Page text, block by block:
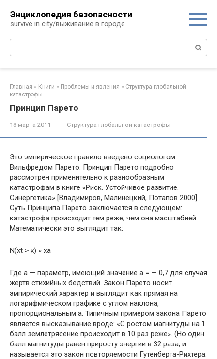
контенту
Энциклопедия безопасности
survive in city/выживание в городе
Поиск:
Главная » Книги » Проблемы и явления » Структура глобальной
катастрофы
Принцип Парето
18 марта 2011 Структура глобальной катастрофы
Это эмпирическое правило введено социологом
Вильфредом Парето. Принцип Парето подробно
рассмотрен применительно к разнообразным
катастрофам в книге «Риск. Устойчивое развитие.
Синергетика» [Владимиров, Малинецкий, Потапов 2000].
Суть Принципа Парето заключается в следующем:
катастрофа происходит тем реже, чем она масштабней.
Математически это выглядит так:
N(xt > x) » xa
Где а — параметр, имеющий значение a = — 0,7 для случая
жертв стихийных бедствий. Закон Парето носит
эмпирический характер и выглядит как прямая на
логарифмическом графике с углом наклона,
пропорциональным а. Типичным примером закона Парето
является высказывание вроде: «С ростом магнитуды на 1
балл землетрясение происходит в 10 раз реже». (Но один
балл магнитуды равен приросту энергии в 32 раза, и
называется это закон повторяемости Гутенберга-Рихтера.